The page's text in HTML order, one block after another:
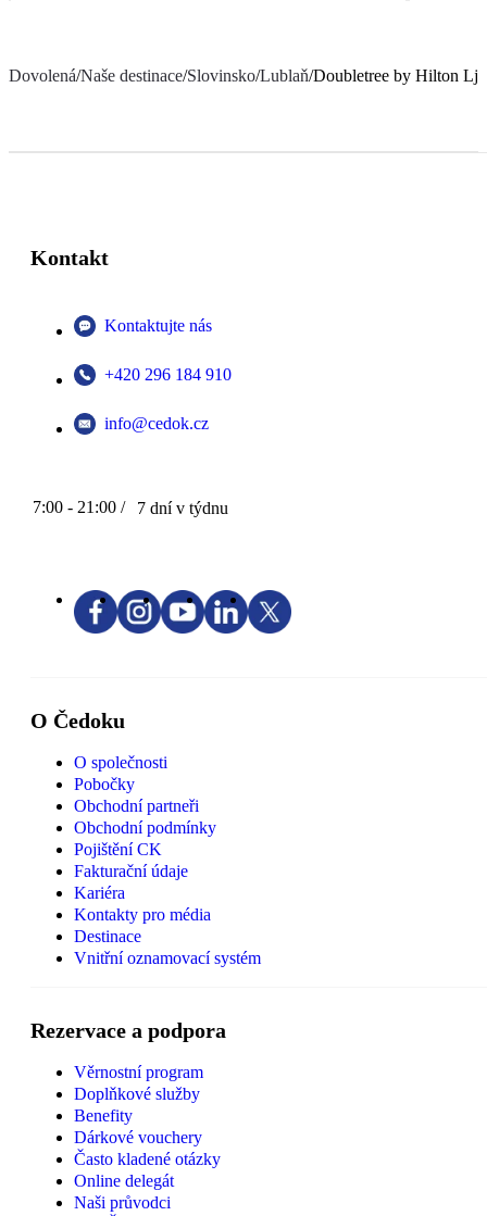
Dovolená/Naše destinace/Slovinsko/Lublaň/Doubletree by Hilton
Kontakt
Kontaktujte nás
+420 296 184 910
info@cedok.cz
7:00 - 21:00 / 7 dní v týdnu
O Čedoku
O společnosti
Pobočky
Obchodní partneři
Obchodní podmínky
Pojištění CK
Fakturační údaje
Kariéra
Kontakty pro média
Destinace
Vnitřní oznamovací systém
Rezervace a podpora
Věrnostní program
Doplňkové služby
Benefity
Dárkové vouchery
Často kladené otázky
Online delegát
Naši průvodci